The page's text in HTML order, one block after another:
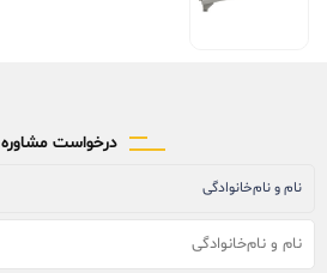
درخواست مشاوره
نام و نام‌خانوادگی